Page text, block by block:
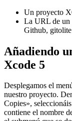
Un proyecto
La URL de un
Github, gitolite
Añadiendo
Xcode 5
Desplegamos el
nuestro proyecto.
Copies»,
contiene el nombre